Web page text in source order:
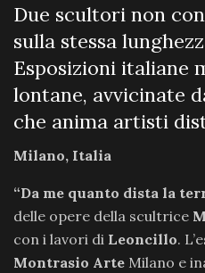
Due scultori non
sulla stessa
Esposizioni italiane
lontane, avvicinate
che anima artisti
Milano, Italia
“Da me quanto dista la
delle opere della scultrice
con i lavori di Leoncillo.
Montrasio Arte Milano e